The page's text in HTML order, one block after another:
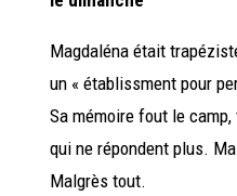
Magdaléna était
un « établissment pour
Sa mémoire fout le
qui ne répondent plus.
Malgrès tout.